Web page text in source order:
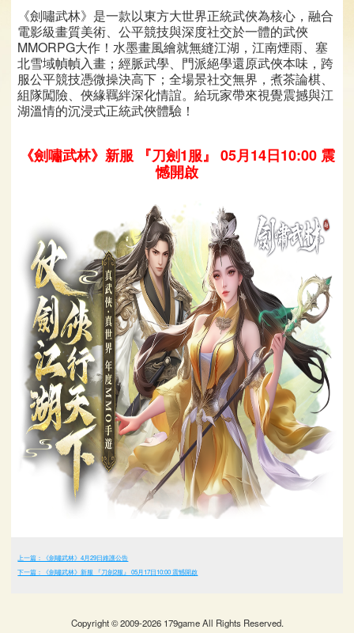
《劍嘯武林》是一款以東方大世界正統武俠為核心，融合
電影級畫質美術、公平競技與深度社交於一體的武俠
MMORPG大作！水墨畫風繪就無縫江湖，江南煙雨、塞
北雪域幀幀入畫；經脈武學、門派絕學還原武俠本味，跨
服公平競技憑微操決高下；全場景社交無界，煮茶論棋、
組隊闖險、俠緣羈絆深化情誼。給玩家帶來視覺震撼與江
湖溫情的沉浸式正統武俠體驗！
《劍嘯武林》新服 『刀劍1服』 05月14日10:00 震
憾開啟
上一篇：《劍嘯武林》4月29日維護公告
下一篇：《劍嘯武林》新服 『刀劍2服』 05月17日10:00 震憾開啟
Copyright © 2009-2026 179game All Rights Reserved.